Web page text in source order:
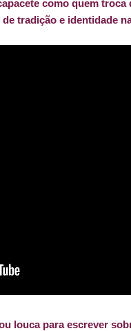
como quem
tradição e identidade
louca para escrever